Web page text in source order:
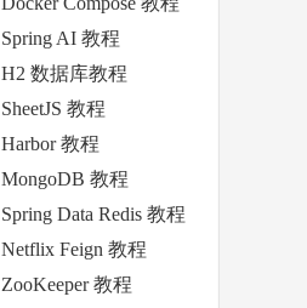
Spring AI 教程
H2 数据库教程
SheetJS 教程
Harbor 教程
MongoDB 教程
Spring Data Redis 教程
Netflix Feign 教程
ZooKeeper 教程